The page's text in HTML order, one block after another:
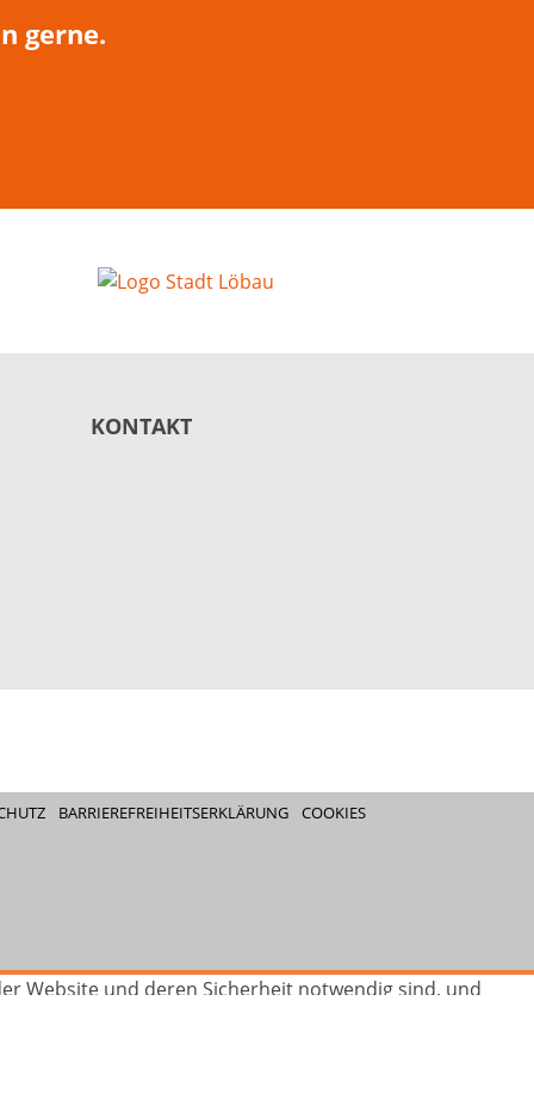
gerne.
KONTAKT
BARRIEREFREIHEITSERKLÄRUNG
COOKIES
Website und deren Sicherheit notwendig sind, und